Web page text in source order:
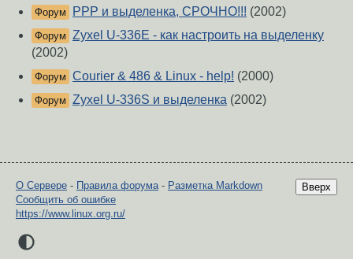
Форум PPP и выделенка, СРОЧНО!!! (2002)
Форум Zyxel U-336E - как настроить на выделенку
(2002)
Форум Courier & 486 & Linux - help! (2000)
Форум Zyxel U-336S и выделенка (2002)
Вверх
О Сервере - Правила форума- Разметка Markdown
Сообщить об ошибке
https://www.linux.org.ru/